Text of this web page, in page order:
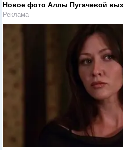
Новое фото Аллы Пугачевой
Реклама